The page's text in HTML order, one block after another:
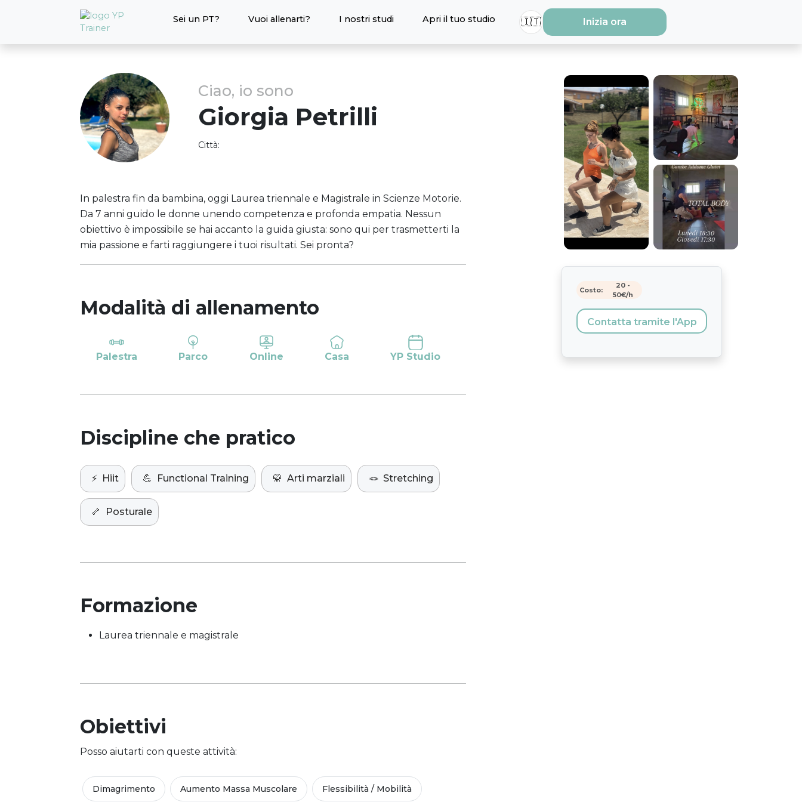
Sei un PT? Vuoi allenarti? I nostri studi Apri il tuo studio 🇮🇹 Inizia ora
Ciao, io sono
Giorgia Petrilli
Città:
In palestra fin da bambina, oggi Laurea triennale e Magistrale in Scienze Motorie.
Da 7 anni guido le donne unendo competenza e profonda empatia. Nessun
obiettivo è impossibile se hai accanto la guida giusta: sono qui per trasmetterti la
mia passione e farti raggiungere i tuoi risultati. Sei pronta?
Modalità di allenamento
Palestra Parco Online Casa YP Studio
Discipline che pratico
⚡️ Hiit 💪 Functional Training 🥋 Arti marziali 🪢 Stretching
🦴 Posturale
Formazione
Laurea triennale e magistrale
Obiettivi
Posso aiutarti con queste attività:
Dimagrimento Aumento Massa Muscolare Flessibilità / Mobilità
Costo:
20 -
50€/h
Contatta tramite l'App